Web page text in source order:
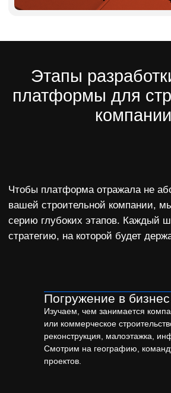
Погружение в бизнес
Изучаем, чем занимается
или коммерческое
реконструкция, малоэтажка,
Смотрим на географию,
проектов.
Готовность к масштабированию
Появляется прочный фундамент,
продажникам, но и прорабам, и отделу
снабжения.
Больше не нужно придумывать каждый раз
ситуации, когда без неё двигаться дальше —
топтаться на месте или постоянно переделывать
Кому особенно нужна
платформа в